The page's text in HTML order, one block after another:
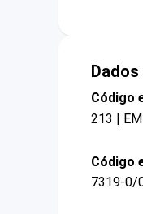
Código
213 |
Código
7319-0/